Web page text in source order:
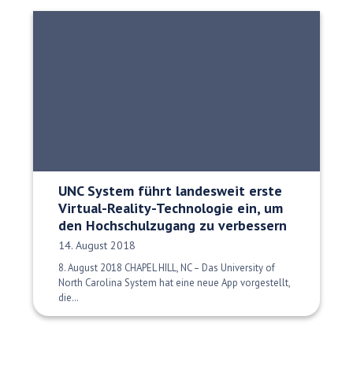
UNC System führt landesweit erste
Virtual-Reality-Technologie ein, um
den Hochschulzugang zu verbessern
Veröffentlichungsdatum:
14. August 2018
8. August 2018 CHAPEL HILL, NC – Das University of
North Carolina System hat eine neue App vorgestellt,
die…